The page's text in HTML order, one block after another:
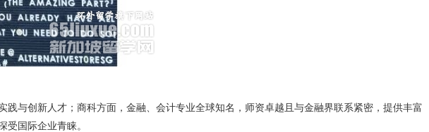
与创新人才；商科方面，金融、会计专业全球知名，师资卓越且与金融界联系紧密，提供丰富
国际企业青睐。